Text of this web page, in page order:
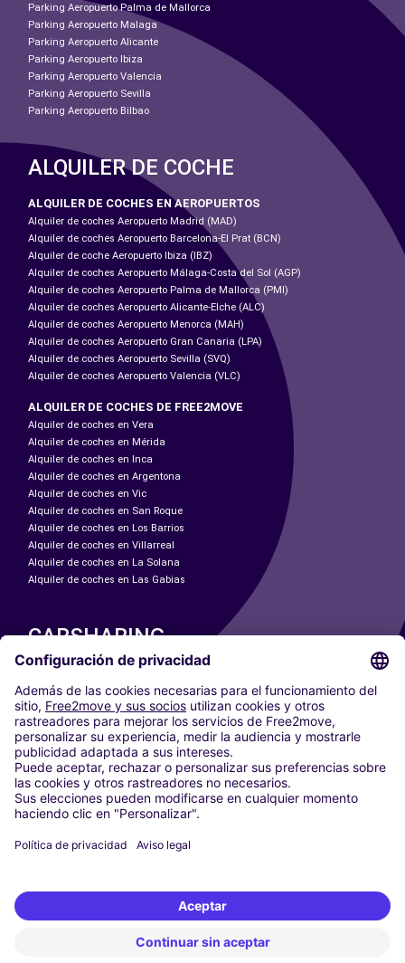
Parking Aeropuerto Palma de Mallorca
Parking Aeropuerto Malaga
Parking Aeropuerto Alicante
Parking Aeropuerto Ibiza
Parking Aeropuerto Valencia
Parking Aeropuerto Sevilla
Parking Aeropuerto Bilbao
ALQUILER DE COCHE
ALQUILER DE COCHES EN AEROPUERTOS
Alquiler de coches Aeropuerto Madrid (MAD)
Alquiler de coches Aeropuerto Barcelona-El Prat (BCN)
Alquiler de coche Aeropuerto Ibiza (IBZ)
Alquiler de coches Aeropuerto Málaga-Costa del Sol (AGP)
Alquiler de coches Aeropuerto Palma de Mallorca (PMI)
Alquiler de coches Aeropuerto Alicante-Elche (ALC)
Alquiler de coches Aeropuerto Menorca (MAH)
Alquiler de coches Aeropuerto Gran Canaria (LPA)
Alquiler de coches Aeropuerto Sevilla (SVQ)
Alquiler de coches Aeropuerto Valencia (VLC)
ALQUILER DE COCHES DE FREE2MOVE
Alquiler de coches en Vera
Alquiler de coches en Mérida
Alquiler de coches en Inca
Alquiler de coches en Argentona
Alquiler de coches en Vic
Alquiler de coches en San Roque
Alquiler de coches en Los Barrios
Alquiler de coches en Villarreal
Alquiler de coches en La Solana
Alquiler de coches en Las Gabias
CARSHARING
NUESTRAS CIUDADES
Paris
Madrid
Washington DC
Milán
Roma
Turín
Viena
Berlín
Düsseldorf